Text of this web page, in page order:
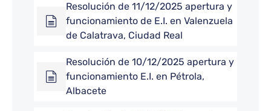
Resolución de 11/12/2025 apertura y
funcionamiento de E.I. en Valenzuela
de Calatrava, Ciudad Real
Resolución de 10/12/2025 apertura y
funcionamiento E.I. en Pétrola,
Albacete